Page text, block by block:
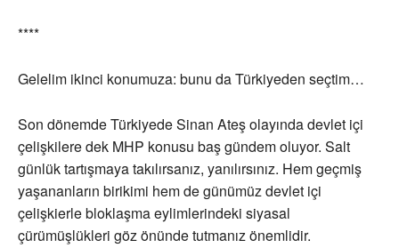
****
Gelelim ikinci konumuza: bunu da Türkiyeden seçtim…
Son dönemde Türkiyede Sinan Ateş olayında devlet içi
çelişkilere dek MHP konusu baş gündem oluyor. Salt
günlük tartışmaya takılırsanız, yanılırsınız. Hem geçmiş
yaşananların birikimi hem de günümüz devlet içi
çelişkierle bloklaşma eylimlerindeki siyasal
çürümüşlükleri göz önünde tutmanız önemlidir.